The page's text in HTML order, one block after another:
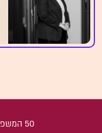
50 המשפיעות של גלובס לשנת 2023